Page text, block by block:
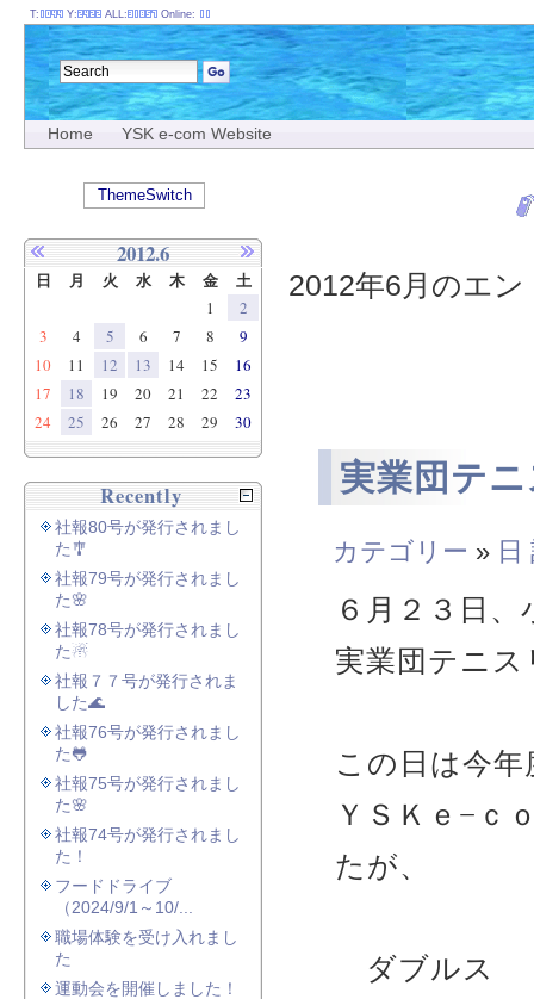
Home YSK e-com Website
2012年6月のエ
実業団テ
カテゴリー » 日
６月２３日
実業団テニ
この日は今
ＹＳＫｅ−ｃ
たが、
ダブルス
T: Y: ALL: Online:
ThemeSwitch
2012.6
日 月 火 水 木 金 土
1
2
3
4 5 6 7 8
9
10
11 12 13 14 15
16
17
18 19 20 21 22
23
24
25 26 27 28 29 30
Recently
社報80号が発行されまし
た🎐
社報79号が発行されまし
た🌸
社報78号が発行されまし
た☃
社報７７号が発行されま
した🌊
社報76号が発行されまし
た🐸
社報75号が発行されまし
た🌸
社報74号が発行されまし
た！
フードドライブ
（2024/9/1～10/...
職場体験を受け入れまし
た
運動会を開催しました！